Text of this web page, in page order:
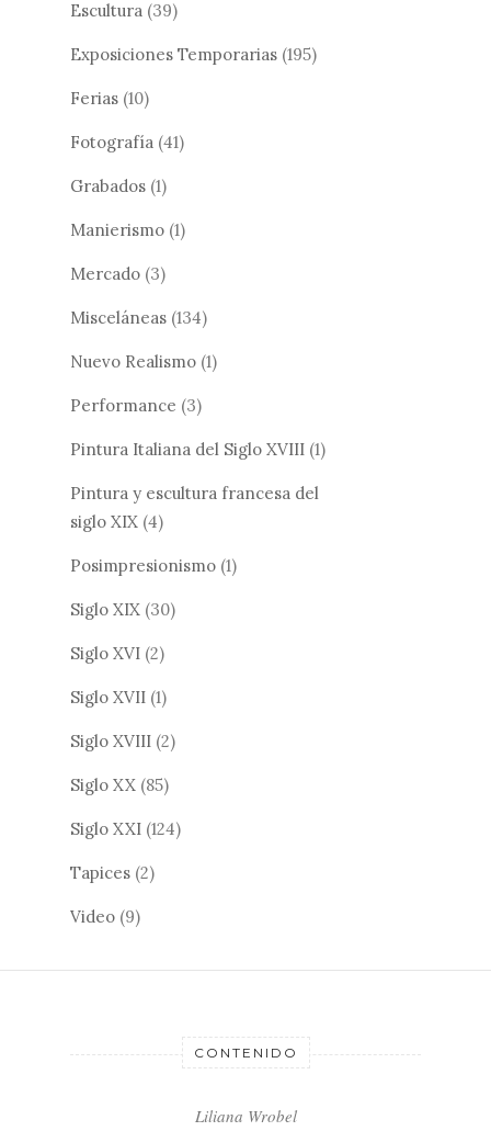
Escultura (39)
Exposiciones Temporarias (195)
Ferias (10)
Fotografía (41)
Grabados (1)
Manierismo (1)
Mercado (3)
Misceláneas (134)
Nuevo Realismo (1)
Performance (3)
Pintura Italiana del Siglo XVIII (1)
Pintura y escultura francesa del
siglo XIX (4)
Posimpresionismo (1)
Siglo XIX (30)
Siglo XVI (2)
Siglo XVII (1)
Siglo XVIII (2)
Siglo XX (85)
Siglo XXI (124)
Tapices (2)
Video (9)
CONTENIDO
Liliana Wrobel